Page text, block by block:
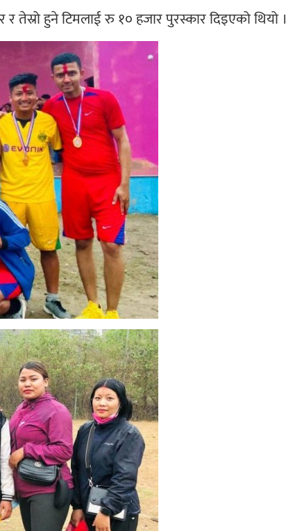
तेस्रो हुने टिमलाई रु १० हजार पुरस्कार दिइएको थियो ।